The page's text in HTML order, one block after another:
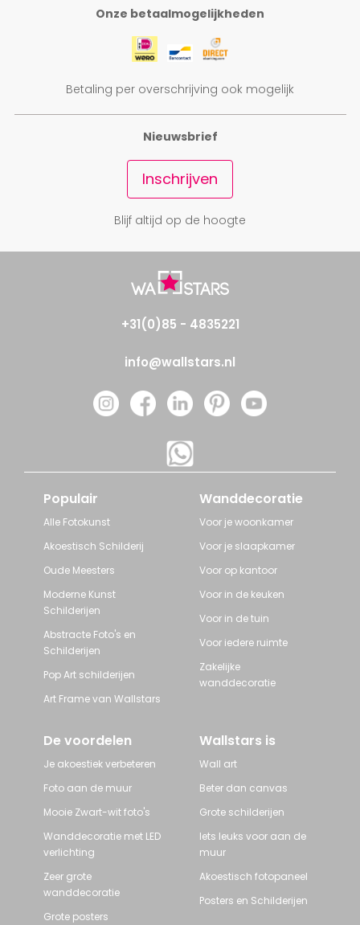
Onze betaalmogelijkheden
Betaling per overschrijving ook mogelijk
Nieuwsbrief
Inschrijven
Blijf altijd op de hoogte
+31(0)85 - 4835221
info@wallstars.nl
Populair
Alle Fotokunst
Akoestisch Schilderij
Oude Meesters
Moderne Kunst
Schilderijen
Abstracte Foto's en
Schilderijen
Pop Art schilderijen
Art Frame van Wallstars
Wanddecoratie
Voor je woonkamer
Voor je slaapkamer
Voor op kantoor
Voor in de keuken
Voor in de tuin
Voor iedere ruimte
Zakelijke
wanddecoratie
De voordelen
Je akoestiek verbeteren
Foto aan de muur
Mooie Zwart-wit foto's
Wanddecoratie met LED
verlichting
Zeer grote
wanddecoratie
Grote posters
Wallstars is
Wall art
Beter dan canvas
Grote schilderijen
Iets leuks voor aan de
muur
Akoestisch fotopaneel
Posters en Schilderijen